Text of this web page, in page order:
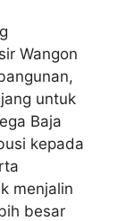
Wangon
untuk
Baja
kepada
menjalin
besar